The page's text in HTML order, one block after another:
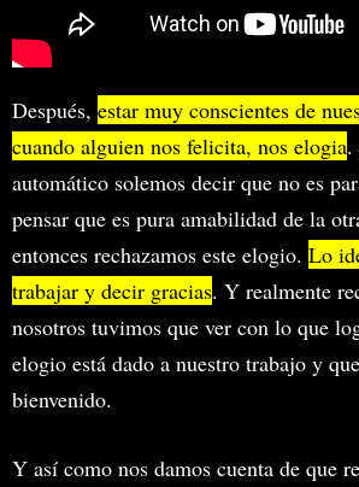
Después, estar muy conscientes de
cuando alguien nos felicita, nos elogia.
automático solemos decir que no es
pensar que es pura amabilidad de la
entonces rechazamos este elogio. Lo
trabajar y decir gracias. Y realmente
nosotros tuvimos que ver con lo que
elogio está dado a nuestro trabajo y
bienvenido.
Y así como nos damos cuenta de que